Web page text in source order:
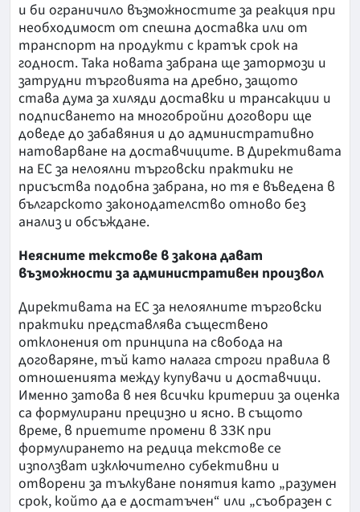
и би ограничило възможностите за реакция при
необходимост от спешна доставка или от
транспорт на продукти с кратък срок на
годност. Така новата забрана ще затормози и
затрудни търговията на дребно, защото
става дума за хиляди доставки и трансакции и
подписването на многобройни договори ще
доведе до забавяния и до административно
натоварване на доставчиците. В Директивата
на ЕС за нелоялни търговски практики не
присъства подобна забрана, но тя е въведена в
българското законодателство отново без
анализ и обсъждане.
Неясните текстове в закона дават
възможности за административен произвол
Директивата на ЕС за нелоялните търговски
практики представлява съществено
отклонения от принципа на свобода на
договаряне, тъй като налага строги правила в
отношенията между купувачи и доставчици.
Именно затова в нея всички критерии за оценка
са формулирани прецизно и ясно. В същото
време, в приетите промени в ЗЗК при
формулирането на редица текстове се
използват изключително субективни и
отворени за тълкуване понятия като „разумен
срок, който да е достатъчен“ или „съобразен с